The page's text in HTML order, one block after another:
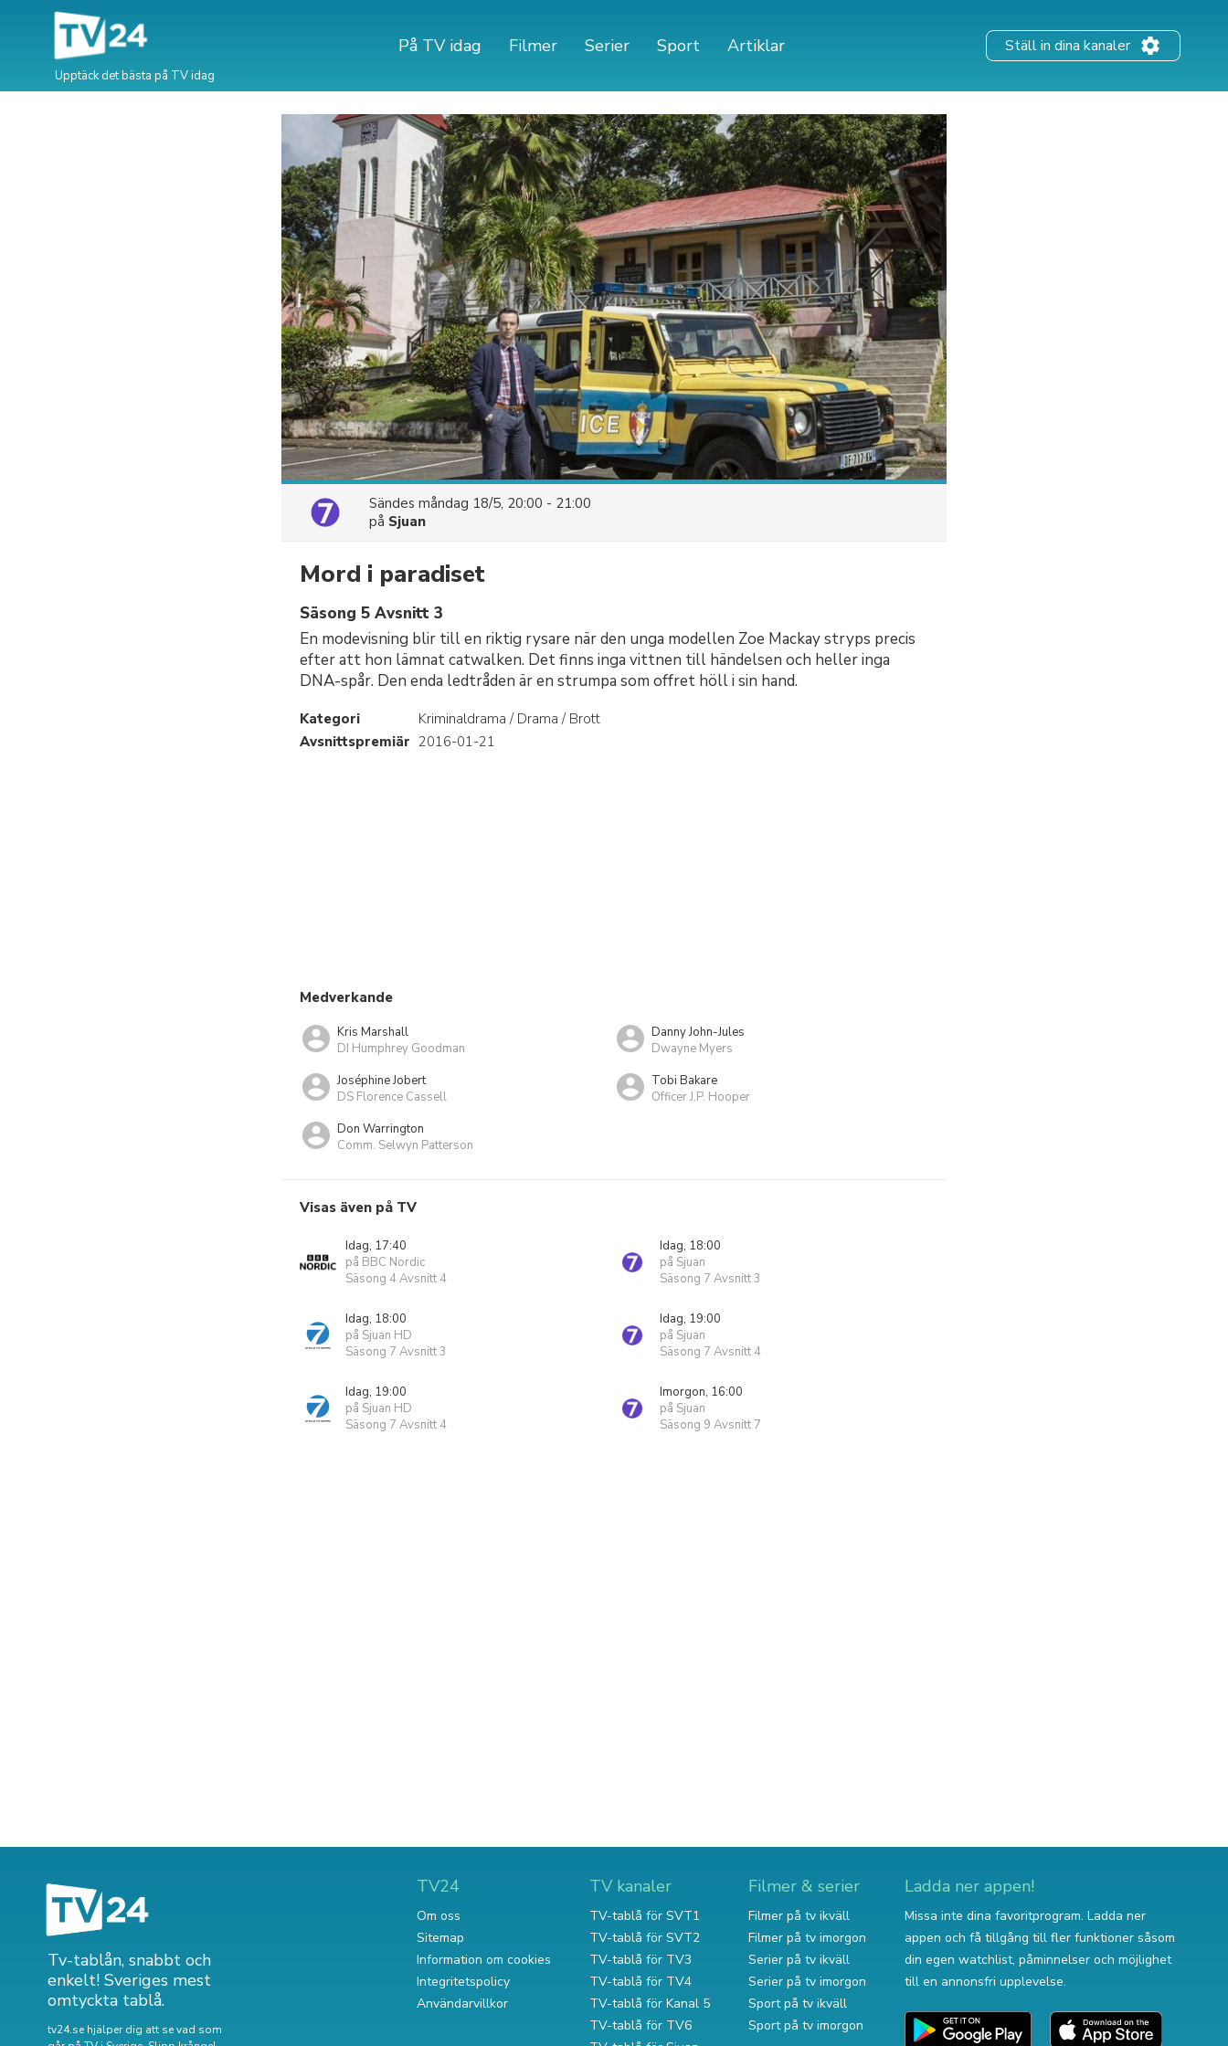
Upptäck det bästa på TV idag
På TV idag Filmer Serier Sport Artiklar Ställ in dina kanaler
Sändes måndag 18/5, 20:00 - 21:00
på Sjuan
Mord i paradiset
Säsong 5 Avsnitt 3
En modevisning blir till en riktig rysare när den unga modellen Zoe Mackay stryps precis
efter att hon lämnat catwalken. Det finns inga vittnen till händelsen och heller inga
DNA-spår. Den enda ledtråden är en strumpa som offret höll i sin hand.
Kategori
Kriminaldrama / Drama / Brott
Avsnittspremiär 2016-01-21
Medverkande
Kris Marshall
DI Humphrey Goodman
Danny John-Jules
Dwayne Myers
Joséphine Jobert
DS Florence Cassell
Tobi Bakare
Officer J.P. Hooper
Don Warrington
Comm. Selwyn Patterson
Visas även på TV
Idag, 17:40
på BBC Nordic
Säsong 4 Avsnitt 4
Idag, 18:00
på Sjuan
Säsong 7 Avsnitt 3
Idag, 18:00
på Sjuan HD
Säsong 7 Avsnitt 3
Idag, 19:00
på Sjuan
Säsong 7 Avsnitt 4
Idag, 19:00
på Sjuan HD
Säsong 7 Avsnitt 4
Imorgon, 16:00
på Sjuan
Säsong 9 Avsnitt 7
Tv-tablån, snabbt och
enkelt! Sveriges mest
omtyckta tablå.
tv24.se hjälper dig att se vad som
TV24
Om oss
Sitemap
Information om cookies
Integritetspolicy
Användarvillkor
TV kanaler
TV-tablå för SVT1
TV-tablå för SVT2
TV-tablå för TV3
TV-tablå för TV4
TV-tablå för Kanal 5
TV-tablå för TV6
Filmer & serier
Filmer på tv ikväll
Filmer på tv imorgon
Serier på tv ikväll
Serier på tv imorgon
Sport på tv ikväll
Sport på tv imorgon
Ladda ner appen!
Missa inte dina favoritprogram. Ladda ner
appen och få tillgång till fler funktioner såsom
din egen watchlist, påminnelser och möjlighet
till en annonsfri upplevelse.